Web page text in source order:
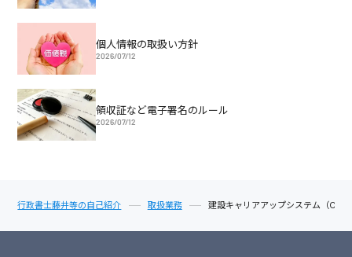
個人情報の取扱い方針
2026/07/12
領収証など電子署名のルール
2026/07/12
行政書士藤井等の自己紹介 取扱業務 建設キャリアアップシステム（